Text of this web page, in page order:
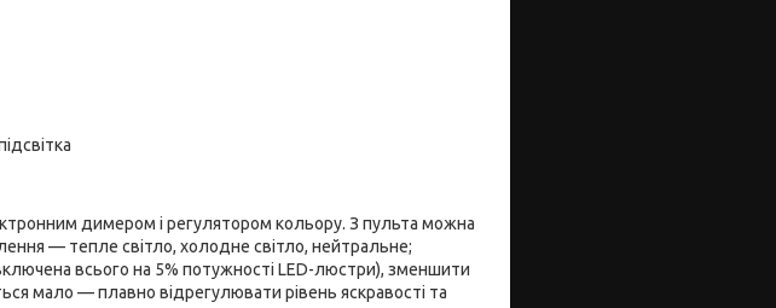
димером і регулятором кольору. З пульта можна
— тепле світло, холодне світло, нейтральне;
всього на 5% потужності LED-люстри), зменшити
мало — плавно відрегулювати рівень яскравості та